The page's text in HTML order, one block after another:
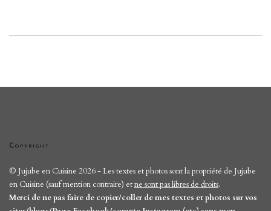
Copyright
© Jujube en Cuisine 2026 - Les textes et photos sont la propriété de Jujube
en Cuisine (sauf mention contraire) etne sont pas libres de droits.
Merci de ne pas faire de copier/coller de mes textes et photos sur vos